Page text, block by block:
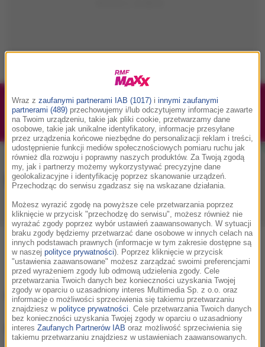
1/1 Podwójne bilety na Silesia Memoriał Kamili
Skolimowskiej 2026 - 23.08.2026
Muzyka w RMF MAXX
Playlista Hity Nowości muzyczne
0 2 3 4 5 7 9 A B C D E F G H
A7S
A7S, utwory
Wraz z zaufanymi partnerami IAB (1017) i innymi zaufanymi
partnerami (489) przechowujemy i/lub odczytujemy informacje zawarte
na Twoim urządzeniu, takie jak pliki cookie, przetwarzamy dane
osobowe, takie jak unikalne identyfikatory, informacje przesyłane
przez urządzenia końcowe niezbędne do personalizacji reklam i treści,
udostępnienie funkcji mediów społecznościowych pomiaru ruchu jak
również dla rozwoju i poprawny naszych produktów. Za Twoją zgodą
my, jak i partnerzy możemy wykorzystywać precyzyjne dane
geolokalizacyjne i identyfikację poprzez skanowanie urządzeń.
Przechodząc do serwisu zgadzasz się na wskazane działania.
Możesz wyrazić zgodę na powyższe cele przetwarzania poprzez
kliknięcie w przycisk "przechodzę do serwisu", możesz również nie
wyrażać zgody poprzez wybór ustawień zaawansowanych. W sytuacji
braku zgody będziemy przetwarzać dane osobowe w innych celach na
innych podstawach prawnych (informacje w tym zakresie dostępne są
w naszej polityce prywatności). Poprzez kliknięcie w przycisk
"ustawienia zaawansowane" możesz zarządzać swoimi preferencjami
przed wyrażeniem zgody lub odmową udzielenia zgody. Cele
przetwarzania Twoich danych bez konieczności uzyskania Twojej
zgody w oparciu o uzasadniony interes Multimedia Sp. z o.o. oraz
informacje o możliwości sprzeciwienia się takiemu przetwarzaniu
znajdziesz w polityce prywatności . Cele przetwarzania Twoich danych
bez konieczności uzyskania Twojej zgody w oparciu o uzasadniony
interes Zaufanych Partnerów IAB oraz możliwość sprzeciwienia się
takiemu przetwarzaniu znajdziesz w ustawieniach zaawansowanych.